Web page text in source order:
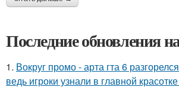
Последние обновления
1. Вокруг промо - арта гта 6
ведь игроки узнали в главной